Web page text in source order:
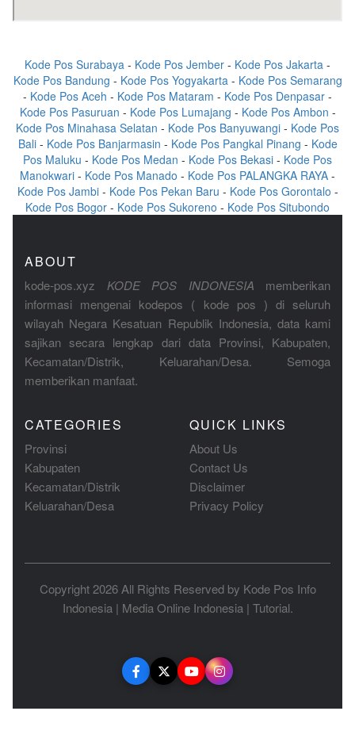
Kode Pos Surabaya - Kode Pos Jember - Kode Pos Jakarta -
Kode Pos Bandung - Kode Pos Yogyakarta- Kode Pos Semarang
- Kode Pos Aceh - Kode Pos Mataram - Kode Pos Denpasar -
Kode Pos Pasuruan - Kode Pos Lumajang - Kode Pos Ambon -
Kode Pos Minahasa Selatan - Kode Pos Banyuwangi - Kode Pos
Bali- Kode Pos Banjarmasin - Kode Pos Pangkal Pinang - Kode
Pos Maluku - Kode Pos Medan - Kode Pos Bekasi - Kode Pos
Manokwari - Kode Pos Manado - Kode Pos PALANGKA RAYA -
Kode Pos Jambi- Kode Pos Pekan Baru - Kode Pos Gorontalo -
Kode Pos Bogor - Kode Pos Sukoreno - Kode Pos Situbondo
ABOUT
kode-pos.xyz KODE POS INDONESIA memberikan
informasi mengenai kodepos ( kode pos ) di seluruh
wilayah Negara Kesatuan Republik Indonesia, data kami
sajikan secara lengkap dari data Provinsi, Kabupaten,
Kecamatan/Distrik, Keluarahan/Desa. Semoga
memberikan manfaat.
CATEGORIES
Provinsi
Kabupaten
Kecamatan/Distrik
Keluarahan/Desa
QUICK LINKS
About Us
Contact Us
Disclaimer
Privacy Policy
Copyright 2026 All Rights Reserved by Kode Pos Info
Indonesia| Media Online Indonesia| Tutorial.